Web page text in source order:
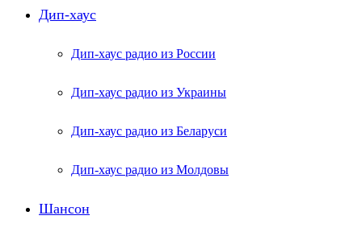
Дип-хаус
Дип-хаус радио из России
Дип-хаус радио из Украины
Дип-хаус радио из Беларуси
Дип-хаус радио из Молдовы
Шансон